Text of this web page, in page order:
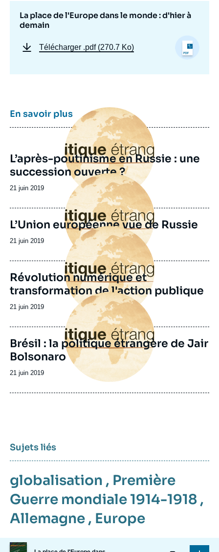
La place de l'Europe dans le monde : d'hier à
demain
Télécharger .pdf (270.7 Ko)
En savoir plusImage
principale
L’après-poutinisme en Russie : une
succession ouverte ?
Date
publication
21 juin 2019
Image
principale
L’Union européenne vue de Russie
Date
publication
21 juin 2019
Image
principale
Révolution numérique et
transformation de l'action publique
Date
publication
21 juin 2019
Image
principale
Brésil : la politique étrangère de Jair
Bolsonaro
Date
publication
21 juin 2019
Sujets liés
globalisation , Première
Guerre mondiale 1914-1918 ,
Allemagne , Europe
Image